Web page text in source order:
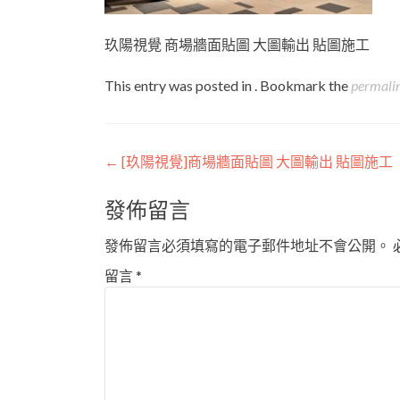
玖陽視覺 商場牆面貼圖 大圖輸出 貼圖施工
This entry was posted in . Bookmark the
Post
navigation
← [玖陽視覺]商場牆面貼圖 大圖輸出 貼圖施工
發佈留言
發佈留言必須填寫的電子郵件地址不會公開。
留言*